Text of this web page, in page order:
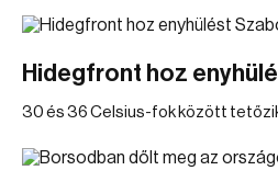
Hidegfront hoz
30 és 36 Celsius-fok között